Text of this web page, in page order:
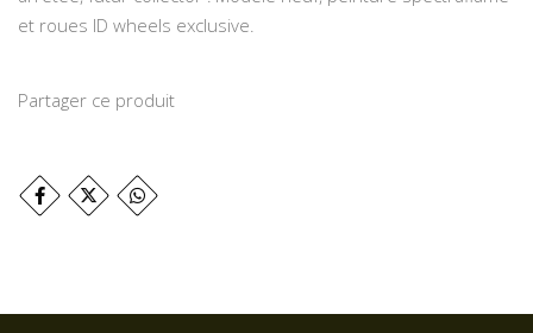
et roues ID wheels exclusive.
Partager ce produit